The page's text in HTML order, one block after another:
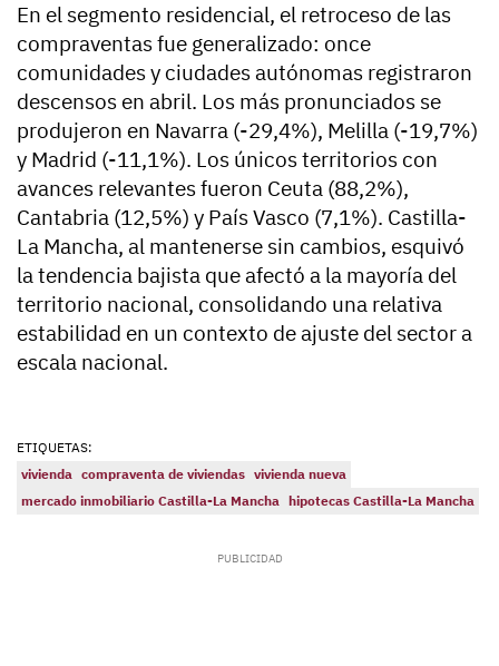
En el segmento residencial, el retroceso de las
compraventas fue generalizado: once
comunidades y ciudades autónomas registraron
descensos en abril. Los más pronunciados se
produjeron en Navarra (-29,4%), Melilla (-19,7%)
y Madrid (-11,1%). Los únicos territorios con
avances relevantes fueron Ceuta (88,2%),
Cantabria (12,5%) y País Vasco (7,1%). Castilla-
La Mancha, al mantenerse sin cambios, esquivó
la tendencia bajista que afectó a la mayoría del
territorio nacional, consolidando una relativa
estabilidad en un contexto de ajuste del sector a
escala nacional.
ETIQUETAS:
vivienda compraventa de viviendas vivienda nueva
mercado inmobiliario Castilla-La Mancha hipotecas Castilla-La Mancha